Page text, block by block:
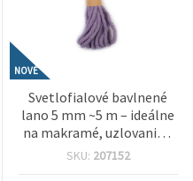
typu
súborov
cookie a
na tlačidlo
"Uložiť"
NOVÉ
Svetlofialové bavlnené
lano 5 mm ~5 m – ideálne
na makramé, uzlovanie a
kreatívne DIY tvorenie
SKU: 207152